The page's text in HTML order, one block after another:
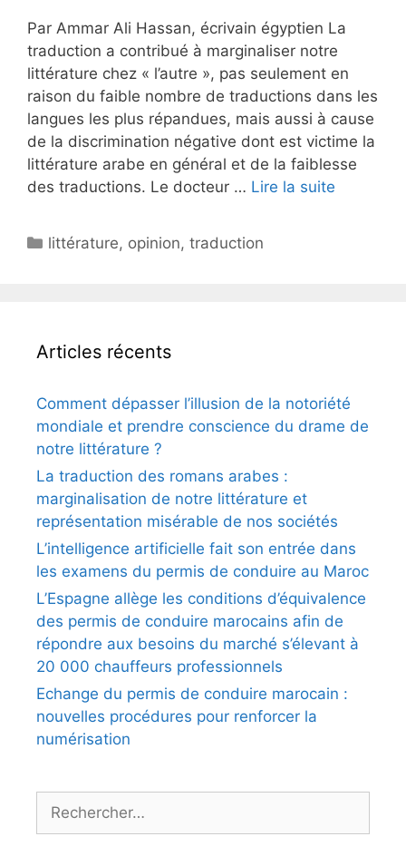
Par Ammar Ali Hassan, écrivain égyptien La
traduction a contribué à marginaliser notre
littérature chez « l’autre », pas seulement en
raison du faible nombre de traductions dans les
langues les plus répandues, mais aussi à cause
de la discrimination négative dont est victime la
littérature arabe en général et de la faiblesse
des traductions. Le docteur … Lire la suite
Catégories
littérature, opinion,traduction
Articles récents
Comment dépasser l’illusion de la notoriété
mondiale et prendre conscience du drame de
notre littérature ?
La traduction des romans arabes :
marginalisation de notre littérature et
représentation misérable de nos sociétés
L’intelligence artificielle fait son entrée dans
les examens du permis de conduire au Maroc
L’Espagne allège les conditions d’équivalence
des permis de conduire marocains afin de
répondre aux besoins du marché s’élevant à
20 000 chauffeurs professionnels
Echange du permis de conduire marocain :
nouvelles procédures pour renforcer la
numérisation
Rechercher :